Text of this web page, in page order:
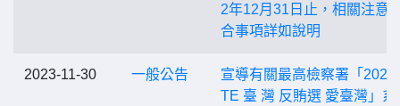
2年12月31日止，相關注意
合事項詳如說明
2023-11-30 一般公告
宣導有關最高檢察署「2024
TE 臺 灣 反賄選 愛臺灣」系